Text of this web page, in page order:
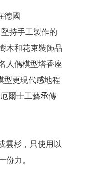
德國
持手工製作的
木和花束裝飾品
人偶模型塔香座
型更現代感地程
爾士工藝𠄘傳
雲杉，只使用以